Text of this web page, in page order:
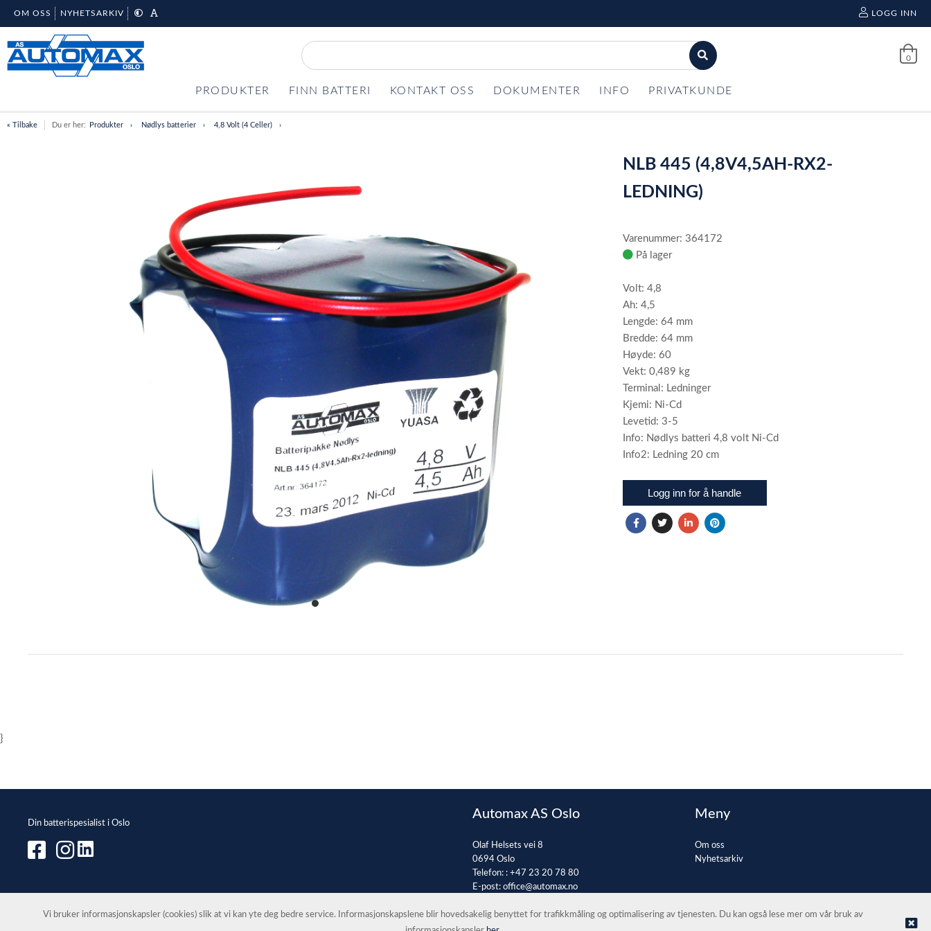
OM OSS NYHETSARKIV LOGG INN
0
PRODUKTER FINN BATTERI KONTAKT OSS DOKUMENTER INFO PRIVATKUNDE
« Tilbake Du er her: Produkter Nødlys batterier 4,8 Volt (4 Celler)
item
of
NLB 445 (4,8V4,5AH-RX2-
LEDNING)
Varenummer: 364172
På lager
Volt: 4,8
Ah: 4,5
Lengde: 64 mm
Bredde: 64 mm
Høyde: 60
Vekt: 0,489 kg
Terminal: Ledninger
Kjemi: Ni-Cd
Levetid: 3-5
Info: Nødlys batteri 4,8 volt Ni-Cd
Info2: Ledning 20 cm
Logg inn for å handle
}
Din batterispesialist i Oslo
Automax AS Oslo
Olaf Helsets vei 8
0694 Oslo
Telefon: : +47 23 20 78 80
E-post: office@automax.no
Meny
Om oss
Nyhetsarkiv
Vi bruker informasjonskapsler (cookies) slik at vi kan yte deg bedre service. Informasjonskapslene blir hovedsakelig benyttet for trafikkmåling og optimalisering av tjenesten. Du kan også lese mer om vår bruk av